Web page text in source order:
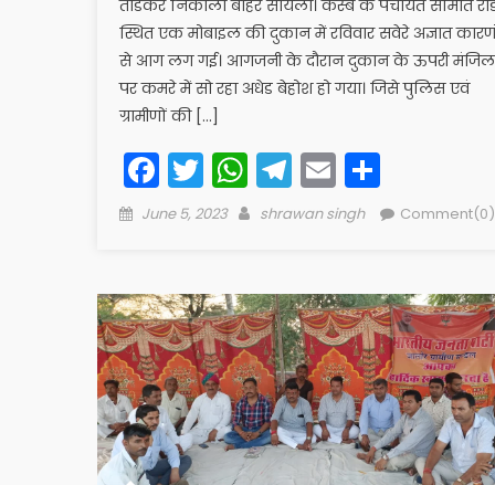
तोडकर निकाला बाहर सायला। कस्बे के पंचायत समिति
स्थित एक मोबाइल की दुकान में रविवार सवेरे अज्ञात
से आग लग गई। आगजनी के दौरान दुकान के ऊपरी मंजिल
पर कमरे में सो रहा अधेड बेहोश हो गया। जिसे पुलिस एवं
ग्रामीणों की […]
Facebook
Twitter
WhatsApp
Telegram
EmailShare
Posted
June 5, 2023 Author
shrawan singh Comment(0)